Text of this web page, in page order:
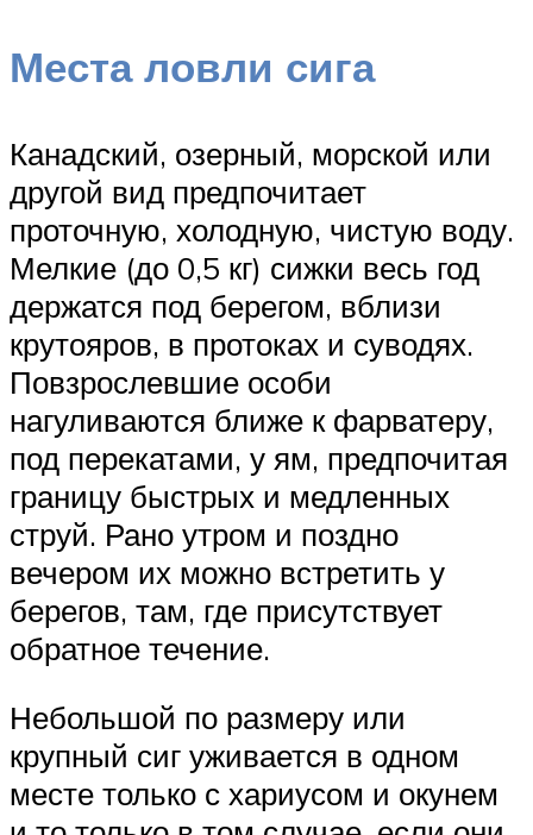
Места ловли сига
Канадский, озерный, морской или
другой вид предпочитает
проточную, холодную, чистую воду.
Мелкие (до 0,5 кг) сижки весь год
держатся под берегом, вблизи
крутояров, в протоках и суводях.
Повзрослевшие особи
нагуливаются ближе к фарватеру,
под перекатами, у ям, предпочитая
границу быстрых и медленных
струй. Рано утром и поздно
вечером их можно встретить у
берегов, там, где присутствует
обратное течение.
Небольшой по размеру или
крупный сиг уживается в одном
месте только с хариусом и окунем